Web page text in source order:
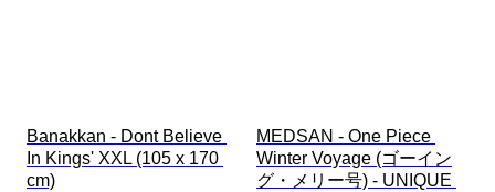
Banakkan - Dont Believe
In Kings' XXL (105 x 170
cm)
MEDSAN - One Piece
Winter Voyage (ゴーイン
グ・メリー号) - UNIQUE